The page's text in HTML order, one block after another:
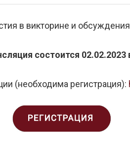
в викторине и
состоится 02.02.2023
(необходима регистрация):